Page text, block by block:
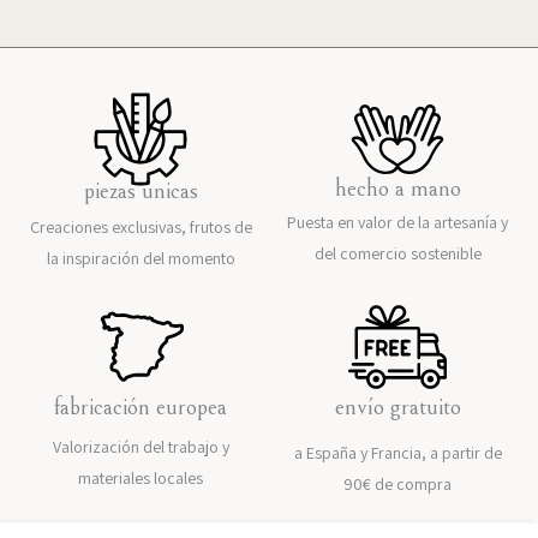
piezas únicas
Creaciones exclusivas, frutos de
la inspiración del momento
hecho a mano
Puesta en valor de la artesanía y
del comercio sostenible
fabricación europea
Valorización del trabajo y
materiales locales
envío gratuito
a España y Francia, a partir de
90€ de compra